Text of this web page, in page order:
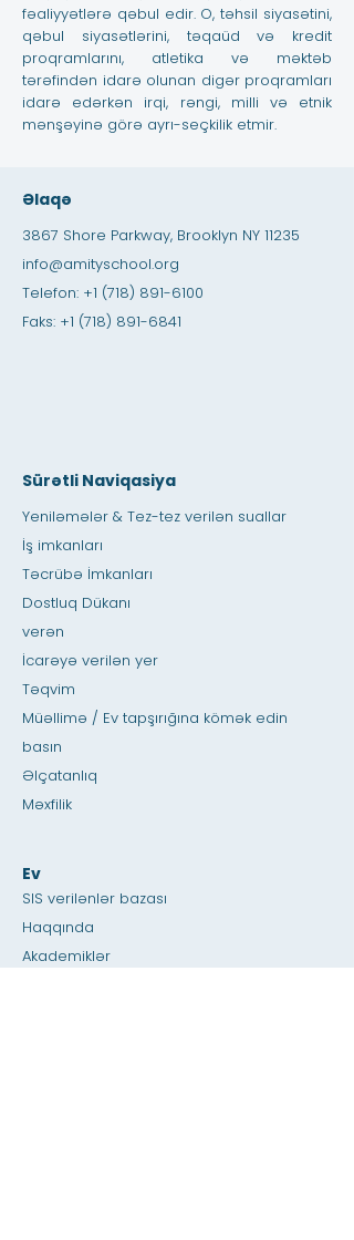
fəaliyyətlərə qəbul edir. O, təhsil siyasətini,
qəbul siyasətlərini, təqaüd və kredit
proqramlarını, atletika və məktəb
tərəfindən idarə olunan digər proqramları
idarə edərkən irqi, rəngi, milli və etnik
mənşəyinə görə ayrı-seçkilik etmir.
Əlaqə
3867 Shore Parkway, Brooklyn NY 11235
info@amityschool.org
Telefon: +1 (718) 891-6100
Faks: +1 (718) 891-6841
Sürətli Naviqasiya
Yeniləmələr & Tez-tez verilən suallar
İş imkanları
Təcrübə İmkanları
Dostluq Dükanı
verən
İcarəyə verilən yer
Təqvim
Müəllimə / Ev tapşırığına kömək edin
basın
Əlçatanlıq
Məxfilik
Ev
SIS verilənlər bazası
Haqqında
Akademiklər